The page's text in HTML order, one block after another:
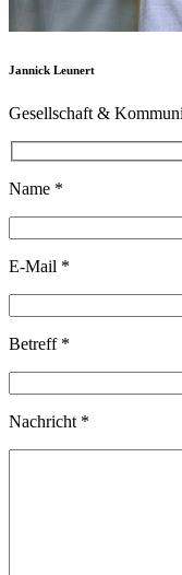
Jannick Leunert
Gesellschaft &
Name *
E-Mail *
Betreff *
Nachricht *